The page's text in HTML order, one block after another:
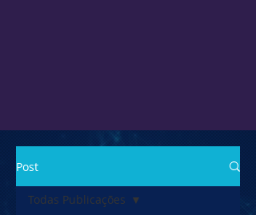
Post
Todas Publicações